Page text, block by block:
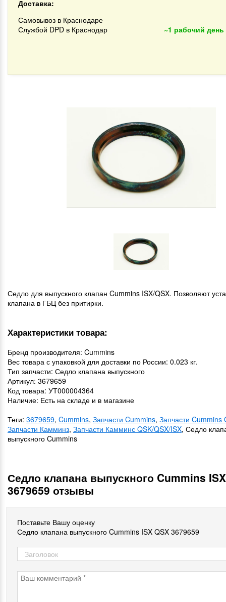
Доставка:
Самовывоз в Краснодаре
Службой DPD в Краснодар
~1 рабочий день
Седло для выпускного клапан Cummins ISX/QSX. Позволяют
клапана в ГБЦ без притирки.
Характеристики товара:
Бренд производителя: Cummins
Вес товара с упаковкой для доставки по России: 0.023 кг.
Тип запчасти: Седло клапана выпускного
Артикул: 3679659
Код товара: УТ000004364
Наличие: Есть на складе и в магазине
Теги: 3679659, Cummins, Запчасти Cummins, Запчасти Cummins
Запчасти Камминз, Запчасти Камминс QSK/QSX/ISX, Седло
выпускного Cummins
Седло клапана выпускного Cummins
3679659 отзывы
Поставьте Вашу оценку
Седло клапана выпускного Cummins ISX QSX 3679659